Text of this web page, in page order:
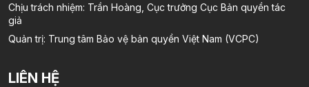
Chịu trách nhiệm: Trần Hoàng, Cục trưởng Cục Bản quyền tác
giả
Quản trị: Trung tâm Bảo vệ bản quyền Việt Nam (VCPC)
LIÊN HỆ